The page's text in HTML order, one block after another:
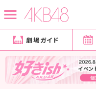
劇場ガイド